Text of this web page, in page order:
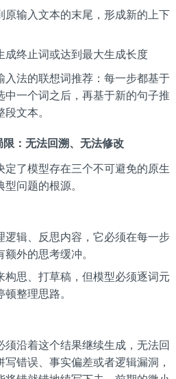
原输入文本的末尾，形成新的上下
成终止词或达到最大生成长度
入法的联想词推荐：每一步都基于
中一个词之后，再基于新的句子推
文本。
：无法回溯、无法修改
定了模型存在三个不可避免的原生
问题的根源。
逻辑、反思内容，它必须在每一步
外的思考缓冲。
构思、打草稿，但模型必须逐词元
整理思路。
沿着这个结果继续生成，无法回
错误、事实偏差或者逻辑漏洞，